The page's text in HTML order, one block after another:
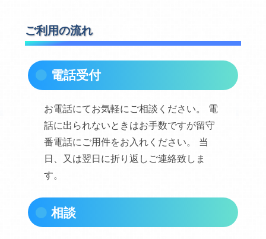
ご利用の流れ
電話受付
お電話にてお気軽にご相談ください。 電
話に出られないときはお手数ですが留守
番電話にご用件をお入れください。 当
日、又は翌日に折り返しご連絡致しま
す。
相談